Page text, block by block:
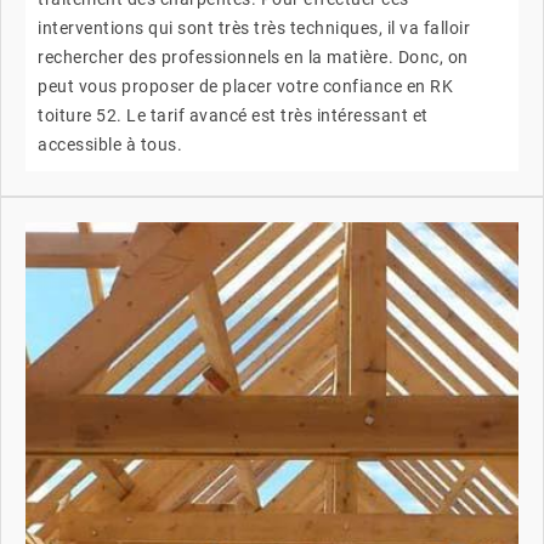
interventions qui sont très très techniques, il va falloir
rechercher des professionnels en la matière. Donc, on
peut vous proposer de placer votre confiance en RK
toiture 52. Le tarif avancé est très intéressant et
accessible à tous.